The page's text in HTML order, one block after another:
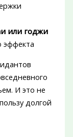
или годжи
эффекта
И это не
долгой